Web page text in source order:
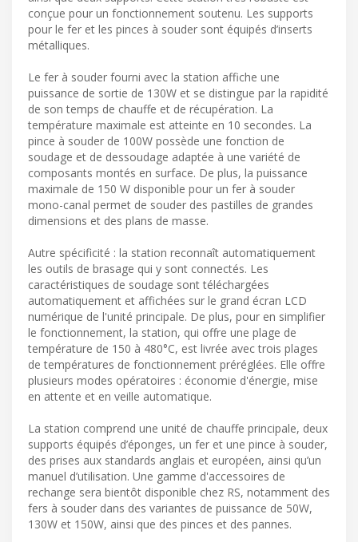
conçue pour un fonctionnement soutenu. Les supports
pour le fer et les pinces à souder sont équipés d’inserts
métalliques.
Le fer à souder fourni avec la station affiche une
puissance de sortie de 130W et se distingue par la rapidité
de son temps de chauffe et de récupération. La
température maximale est atteinte en 10 secondes. La
pince à souder de 100W possède une fonction de
soudage et de dessoudage adaptée à une variété de
composants montés en surface. De plus, la puissance
maximale de 150 W disponible pour un fer à souder
mono-canal permet de souder des pastilles de grandes
dimensions et des plans de masse.
Autre spécificité : la station reconnaît automatiquement
les outils de brasage qui y sont connectés. Les
caractéristiques de soudage sont téléchargées
automatiquement et affichées sur le grand écran LCD
numérique de l'unité principale. De plus, pour en simplifier
le fonctionnement, la station, qui offre une plage de
température de 150 à 480°C, est livrée avec trois plages
de températures de fonctionnement préréglées. Elle offre
plusieurs modes opératoires : économie d'énergie, mise
en attente et en veille automatique.
La station comprend une unité de chauffe principale, deux
supports équipés d’éponges, un fer et une pince à souder,
des prises aux standards anglais et européen, ainsi qu’un
manuel d’utilisation. Une gamme d'accessoires de
rechange sera bientôt disponible chez RS, notamment des
fers à souder dans des variantes de puissance de 50W,
130W et 150W, ainsi que des pinces et des pannes.